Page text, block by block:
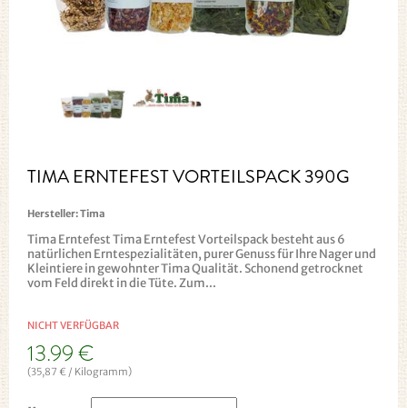
TIMA ERNTEFEST VORTEILSPACK 390G
Hersteller:Tima
Tima Erntefest Tima Erntefest Vorteilspack besteht aus 6
natürlichen Erntespezialitäten, purer Genuss für Ihre Nager und
Kleintiere in gewohnter Tima Qualität. Schonend getrocknet
vom Feld direkt in die Tüte. Zum...
NICHT VERFÜGBAR
13.99 €
(35,87 € / Kilogramm)